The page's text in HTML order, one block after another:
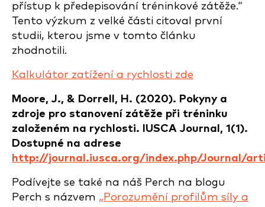
přístup k předepisování tréninkové zátěže.“
Tento výzkum z velké části citoval první
studii, kterou jsme v tomto článku
zhodnotili.
Kalkulátor zatížení a rychlosti zde
Moore, J., & Dorrell, H. (2020). Pokyny a
zdroje pro stanovení zátěže při tréninku
založeném na rychlosti. IUSCA Journal, 1(1).
Dostupné na adrese
http://journal.iusca.org/index.php/Journal/
Podívejte se také na náš Perch na blogu
Perch s názvem „Porozumění profilům síly a